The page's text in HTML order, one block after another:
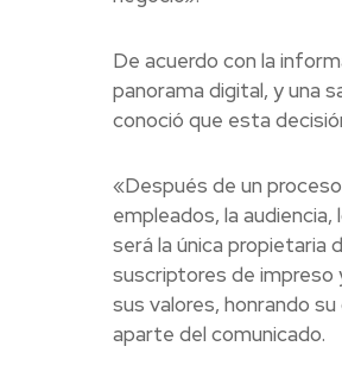
De acuerdo con la
panorama digital, y una
conoció que esta
«Después de un
empleados, la
será la única propietaria
suscriptores de impreso
sus valores, honrando
aparte del comunicado.